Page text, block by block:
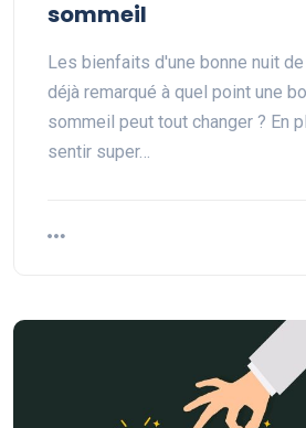
sommeil
Les bienfaits d'une bonne nuit
déjà remarqué à quel point une
sommeil peut tout changer ? En
sentir super…